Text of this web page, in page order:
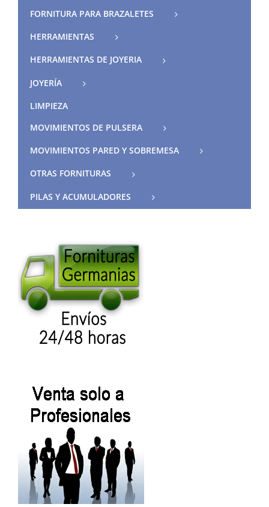
FORNITURA PARA BRAZALETES
HERRAMIENTAS
HERRAMIENTAS DE JOYERIA
JOYERÍA
LIMPIEZA
MOVIMIENTOS DE PULSERA
MOVIMIENTOS PARED Y SOBREMESA
OTRAS FORNITURAS
PILAS Y ACUMULADORES